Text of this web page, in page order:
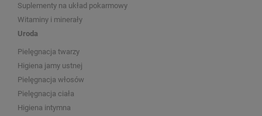
Suplementy na układ pokarmowy
Witaminy i minerały
Uroda
Pielęgnacja twarzy
Higiena jamy ustnej
Pielęgnacja włosów
Pielęgnacja ciała
Higiena intymna